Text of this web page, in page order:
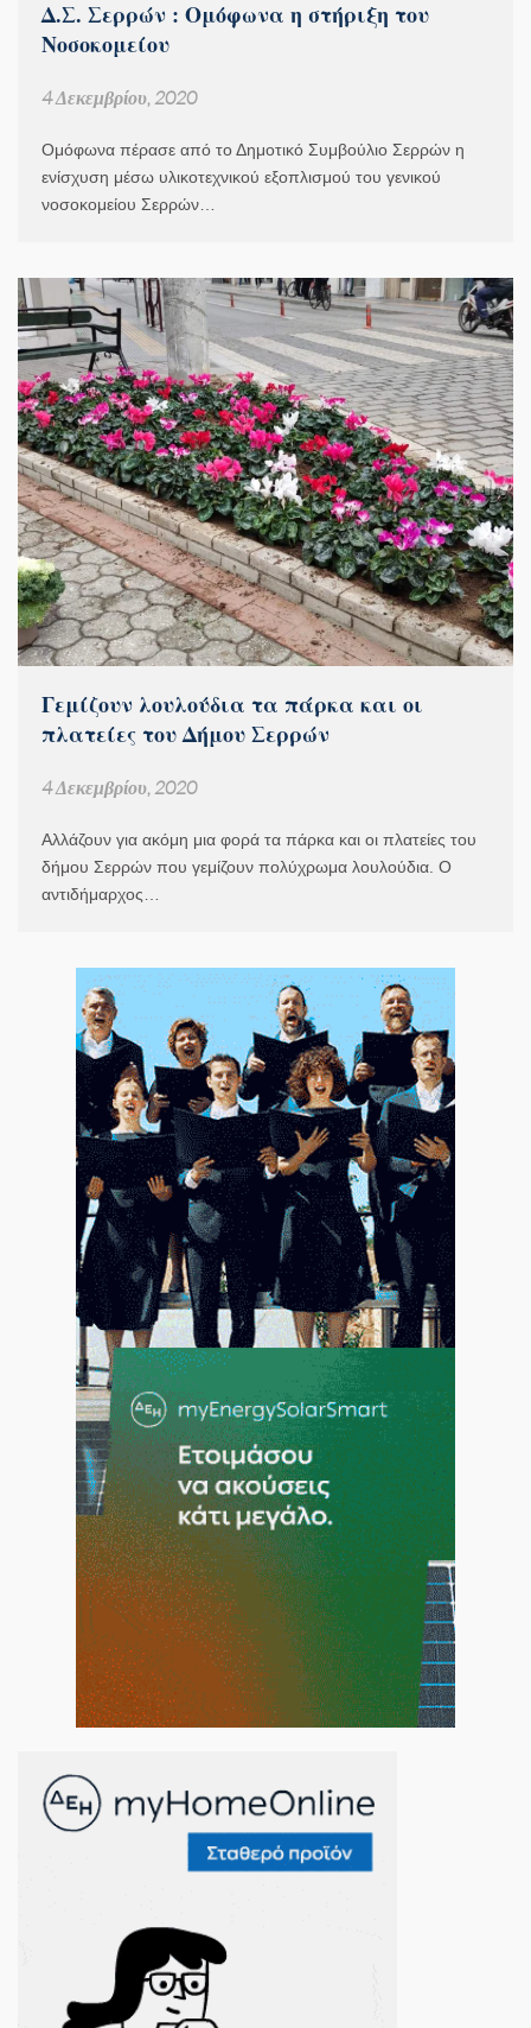
Δ.Σ. Σερρών : Ομόφωνα η στήριξη του
Νοσοκομείου
4 Δεκεμβρίου, 2020
Ομόφωνα πέρασε από το Δημοτικό Συμβούλιο Σερρών η
ενίσχυση μέσω υλικοτεχνικού εξοπλισμού του γενικού
νοσοκομείου Σερρών…
Γεμίζουν λουλούδια τα πάρκα και οι
πλατείες του Δήμου Σερρών
4 Δεκεμβρίου, 2020
Αλλάζουν για ακόμη μια φορά τα πάρκα και οι πλατείες του
δήμου Σερρών που γεμίζουν πολύχρωμα λουλούδια. Ο
αντιδήμαρχος…